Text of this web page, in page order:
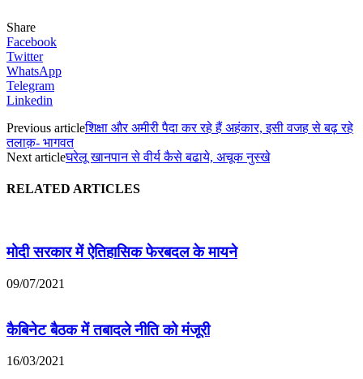
Share
Facebook
Twitter
WhatsApp
Telegram
Linkedin
Previous articleशिक्षा और अमीरी पैदा कर रहे हैं अहंकार, इसी वजह से बढ़ रहे
तलाक़- भागवत
Next articleघरेलू खानपान से वीर्य कैसे बढाये, अचूक नुस्खे
RELATED ARTICLES
मोदी सरकार में ऐतिहासिक फेरबदल के मायने
09/07/2021
कैबिनेट बैठक में तबादले नीति को मंजूरी
16/03/2021